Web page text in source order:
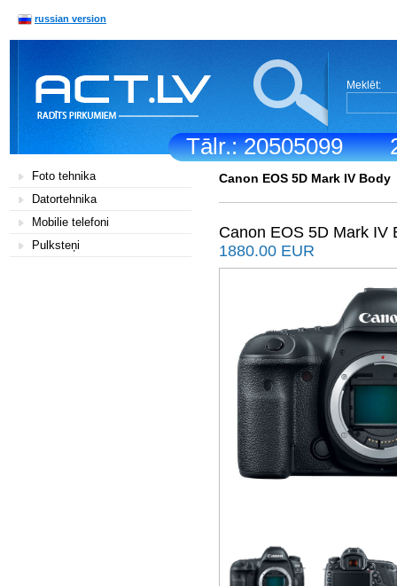
Tālr.: 20505099
russian version
Meklēt:
Foto tehnika
Datortehnika
Mobilie telefoni
Pulksteņi
Canon EOS 5D Mark IV Body
Canon EOS 5D Mark IV
1880.00 EUR